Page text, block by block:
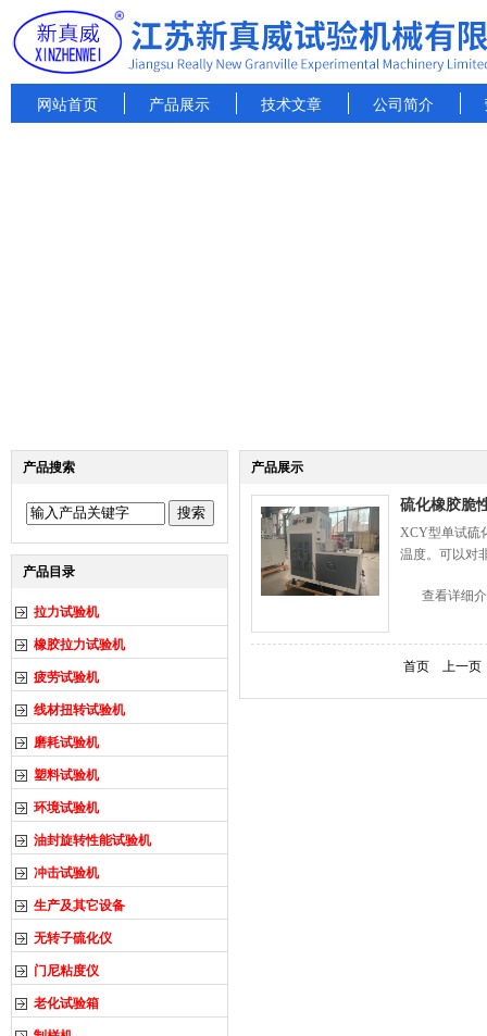
网站首页 产品展示 技术文章 公司简介
产品搜索
产品目录
拉力试验机
橡胶拉力试验机
疲劳试验机
线材扭转试验机
磨耗试验机
塑料试验机
环境试验机
油封旋转性能试验机
冲击试验机
生产及其它设备
无转子硫化仪
门尼粘度仪
老化试验箱
产品展示
硫化橡胶脆
XCY型单试硫
温度。可以对
查看详细
首页 上一页